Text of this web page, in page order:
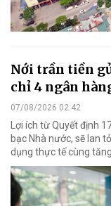
Nới trần tiền
chỉ 4 ngân
07/08/2026 02:42
Lợi ích từ Quyết định
bạc Nhà nước, sẽ lan
dụng thực tế cùng tăng